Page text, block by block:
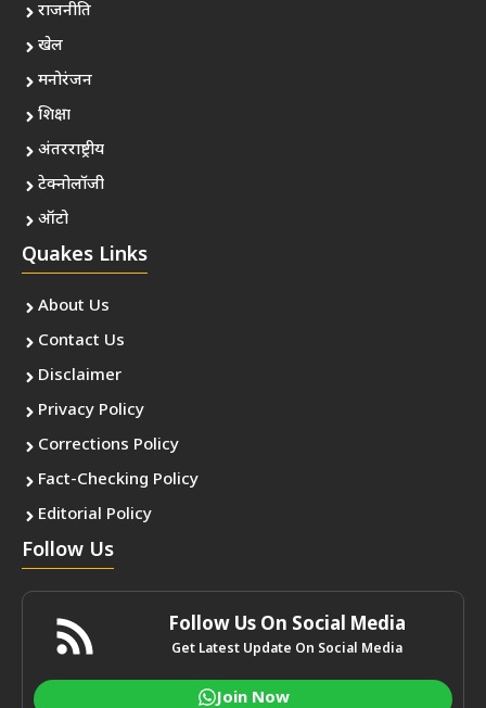
राजनीति
खेल
मनोरंजन
शिक्षा
अंतरराष्ट्रीय
टेक्नोलॉजी
ऑटो
Quakes Links
About Us
Contact Us
Disclaimer
Privacy Policy
Corrections Policy
Fact-Checking Policy
Editorial Policy
Follow Us
Follow Us On Social Media
Get Latest Update On Social Media
Join Now